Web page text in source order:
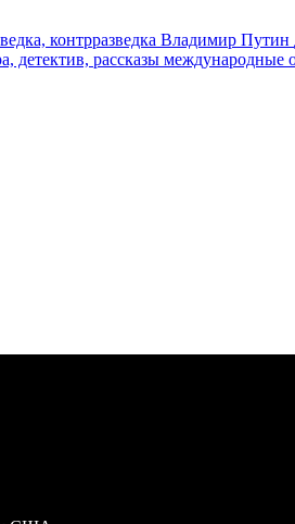
контрразведка Владимир Путин
детектив, рассказы международные